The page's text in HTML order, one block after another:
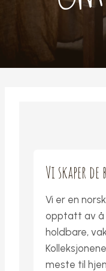
Vi skaper
Vi er en
opptatt av å
holdbare,
meste til